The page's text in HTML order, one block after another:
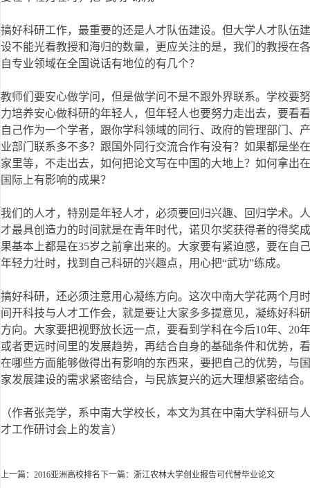
搞好科研工作，最重要的还是人才队伍建设。但大学人才队伍建
设不能光看教授和海归的数量，更应关注的是，我们的教授在各
自专业领域在全国说话有地位的有几个？
教师们要安心做学问，但是做学问不是不跟外界联系。学校要努
力培养安心做科研的年轻人，但年轻人也要努力走出去，要看看
自己作为一个学者，跟你学科领域的同行、政府的管理部门、产
业部门联系多不多？跟国外同行交流合作有没有？如果都是坐在
家里等，不走出去，如何把论文写在中国的大地上？如何拿出在
国际上有影响的成果？
我们的人才，特别是年轻人才，必须要回归兴趣、回归学术。人
才最具创造力的时间就是在青年时代，诺贝尔奖获得者的得奖成
果基本上都是在35岁之前拿出来的。大家要有紧迫感，要在自己
年轻力壮时，找到自己科研的兴趣点，用心把“武功”练成。
搞好科研，还必须注意用心凝练方向。这次中南大学花两个月时
间开科技与人才工作会，就是要让大家多多提意见，凝练好科研
方向。大家要把视野放长远一点，要看到学科在今后10年、20年
或者更远时间里的发展趋势，再结合自身的基础条件和优势，看
在哪些方面能够做得出有影响的东西来，要把自己的优势，与国
家发展建设的需求紧密结合，与民族复兴的远大理想紧密结合。
（作者张尧学，系中南大学校长，本文为其在中南大学科研与人
才工作研讨会上的发言）
上一篇： 2016亚洲高校排名 下一篇： 浙江农林大学创业报告可代替毕业论文